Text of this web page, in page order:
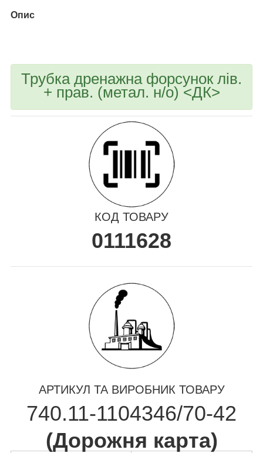
Опис
Трубка дренажна форсунок лів.
+ прав. (метал. н/о) <ДК>
КОД ТОВАРУ
0111628
АРТИКУЛ ТА ВИРОБНИК ТОВАРУ
740.11-1104346/70-42
(Дорожня карта)